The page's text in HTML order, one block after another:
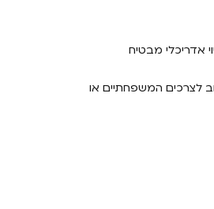
אדריכלי מבטיח
לצרכים המשפחתיים או